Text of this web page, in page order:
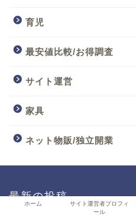
育児
最安値比較/お得調査
サイト運営
家具
ネット物販/独立開業
最新の投稿
ホーム
サイト運営者プロフィ
ール